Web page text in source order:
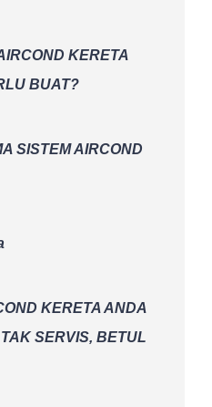
KERETA
BUAT?
SISTEM AIRCOND
KERETA ANDA
SERVIS, BETUL